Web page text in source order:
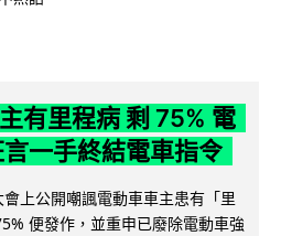
有里程病 剩 75% 電
一手終結電車指令
上公開嘲諷電動車車主患有「里
便發作，並重申已廢除電動車強